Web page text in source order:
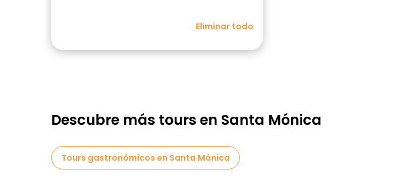
Eliminar todo
Descubre más tours en Santa Mónica
Tours gastronómicos en Santa Mónica